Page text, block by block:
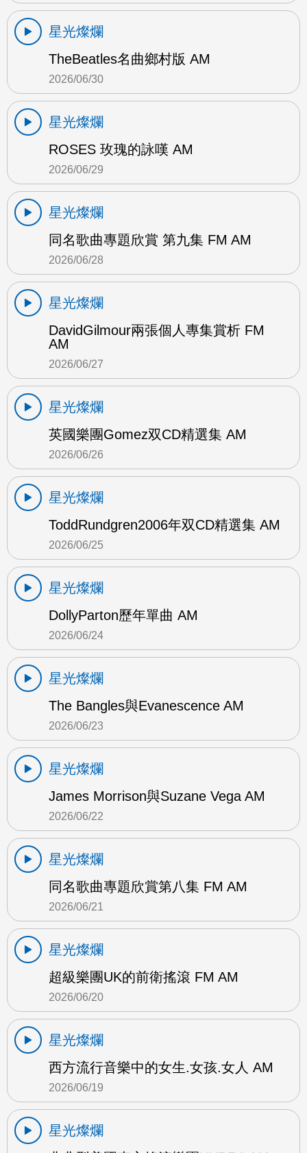
星光燦爛
TheBeatles名曲鄉村版 AM
2026/06/30
星光燦爛
ROSES 玫瑰的詠嘆 AM
2026/06/29
星光燦爛
同名歌曲專題欣賞 第九集 FM AM
2026/06/28
星光燦爛
DavidGilmour兩張個人專集賞析 FM
AM
2026/06/27
星光燦爛
英國樂團Gomez双CD精選集 AM
2026/06/26
星光燦爛
ToddRundgren2006年双CD精選集 AM
2026/06/25
星光燦爛
DollyParton歷年單曲 AM
2026/06/24
星光燦爛
The Bangles與Evanescence AM
2026/06/23
星光燦爛
James Morrison與Suzane Vega AM
2026/06/22
星光燦爛
同名歌曲專題欣賞第八集 FM AM
2026/06/21
星光燦爛
超級樂團UK的前衛搖滾 FM AM
2026/06/20
星光燦爛
西方流行音樂中的女生.女孩.女人 AM
2026/06/19
星光燦爛